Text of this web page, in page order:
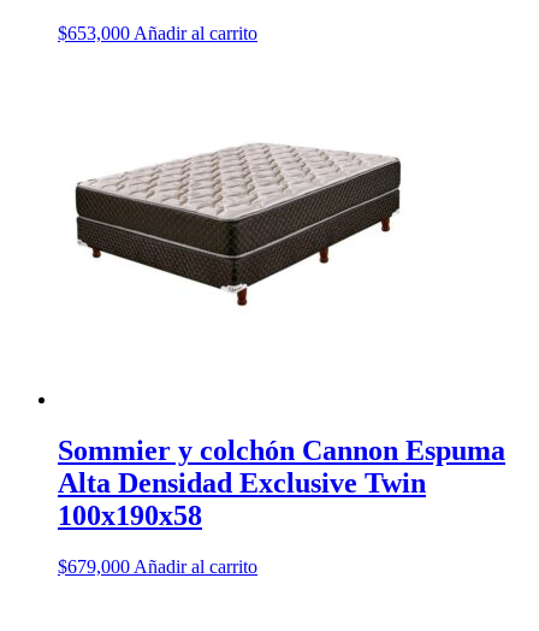
$653,000 Añadir al carrito
Sommier y colchón Cannon Espuma
Alta Densidad Exclusive Twin
100x190x58
$679,000 Añadir al carrito